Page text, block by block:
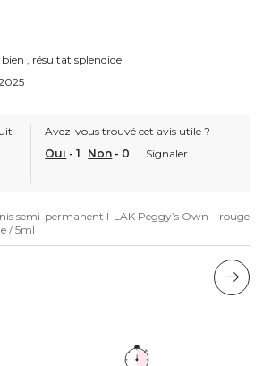
, résultat splendide
Avez-vous trouvé cet avis utile ?
Oui -1 Non - 0 Signaler
semi-permanent I-LAK Peggy’s Own – rouge
/ 5ml